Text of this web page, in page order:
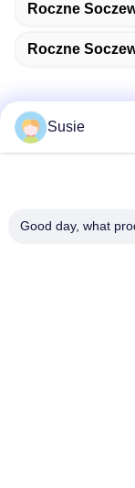
Roczne
Roczne
Pokój 1101,
Susie
Good day, what